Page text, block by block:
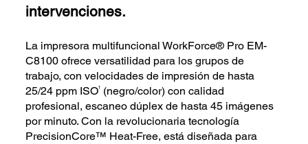
intervenciones.
La impresora multifuncional WorkForce® Pro EM-
C8100 ofrece versatilidad para los grupos de
trabajo, con velocidades de impresión de hasta
25/24 ppm ISO†
(negro/color) con calidad
profesional, escaneo dúplex de hasta 45 imágenes
por minuto. Con la revolucionaria tecnología
PrecisionCore™ Heat-Free, está diseñada para